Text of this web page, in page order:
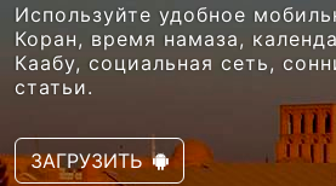
Используйте удобное
Коран, время намаза,
Каабу, социальная сеть,
статьи.
ЗАГРУЗИТЬ